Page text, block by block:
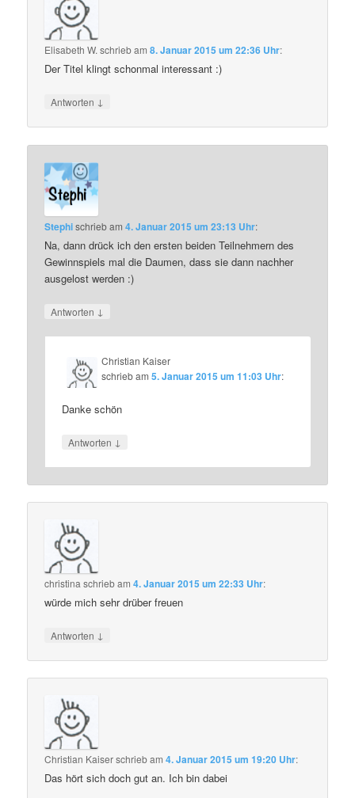
Elisabeth W. schriebam8. Januar 2015 um 22:36 Uhr:
Der Titel klingt schonmal interessant :)
Antworten ↓
Stephischriebam4. Januar 2015 um 23:13 Uhr:
Na, dann drück ich den ersten beiden Teilnehmern des
Gewinnspiels mal die Daumen, dass sie dann nachher
ausgelost werden :)
Antworten ↓
Christian Kaiser
schriebam5. Januar 2015 um 11:03 Uhr:
Danke schön
Antworten ↓
christina schriebam4. Januar 2015 um 22:33 Uhr:
würde mich sehr drüber freuen
Antworten ↓
Christian Kaiserschriebam4. Januar 2015 um 19:20 Uhr:
Das hört sich doch gut an. Ich bin dabei